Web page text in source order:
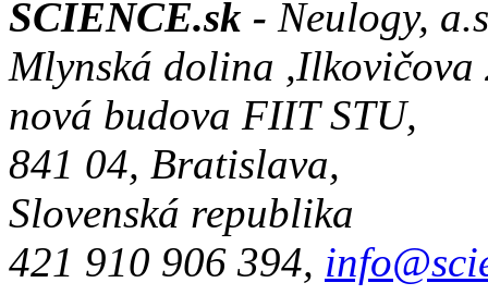
SCIENCE.sk - Neulogy,
Mlynská dolina ,Ilkovičova
nová budova FIIT STU,
841 04, Bratislava,
Slovenská republika
421 910 906 394,